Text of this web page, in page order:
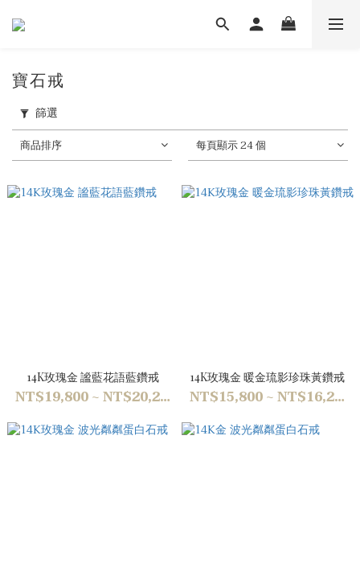
寶石戒
篩選
商品排序 每頁顯示 24 個
14K玫瑰金 謐藍花語藍鑽戒
NT$19,800 ~ NT$20,200
14K玫瑰金 暖金琉影珍珠黃鑽戒
NT$15,800 ~ NT$16,200